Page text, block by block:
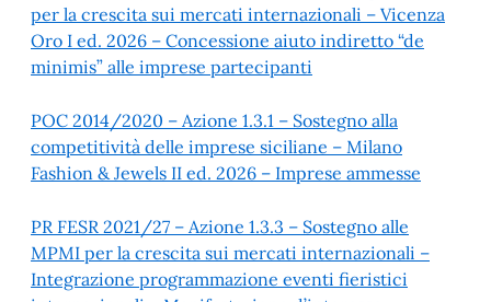
per la crescita sui mercati internazionali – Vicenza
Oro I ed. 2026 – Concessione aiuto indiretto “de
minimis” alle imprese partecipanti
POC 2014/2020 – Azione 1.3.1 – Sostegno alla
competitività delle imprese siciliane – Milano
Fashion & Jewels II ed. 2026 – Imprese ammesse
PR FESR 2021/27 – Azione 1.3.3 – Sostegno alle
MPMI per la crescita sui mercati internazionali –
Integrazione programmazione eventi fieristici